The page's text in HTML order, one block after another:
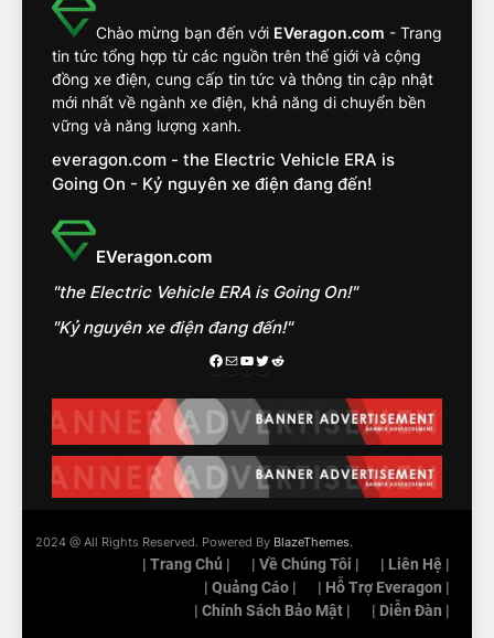
đối về an toàn trên VinFast
VF8
ĐÁNH GIÁ XE
14
VinFast VF7 đang bỏ xa
như thế nào?
ĐÁNH GIÁ XE
15
‘cảnh vệ’ ADAS, ‘trợ lý’ ViVi
trên ngàn dặm đường
CÔNG NGHỆ AI, TỰ LÁI, ADAS,
ROBOTAXI
ĐÁNH GIÁ XE
Chọn VinFast VF8 hay Santa
Fe, Fortuner ?
ĐÁNH GIÁ XE
Đánh giá nhanh Vinfast VF5
vừa ra mắt tại Việt Nam – có
gì đấu với đối thủ?
ĐÁNH GIÁ XE
Chào mừng bạn đến với EVeragon.com - Trang
tin tức tổng hợp từ các nguồn trên thế giới và cộng
đồng xe điện, cung cấp tin tức và thông tin cập nhật
mới nhất về ngành xe điện, khả năng di chuyển bền
vững và năng lượng xanh.
everagon.com - the Electric Vehicle ERA is
Going On - Kỷ nguyên xe điện đang đến!
EVeragon.com
"the Electric Vehicle ERA is Going On!"
"Kỷ nguyên xe điện đang đến!"
Facebook
MailYoutube
Twitter
2024 @ All Rights Reserved. Powered By BlazeThemes.
| Trang Chủ | | Về Chúng Tôi |
| Liên Hệ |
| Quảng Cáo |
| Hỗ Trợ Everagon |
| Chính Sách Bảo Mật |
| Diễn Đàn |